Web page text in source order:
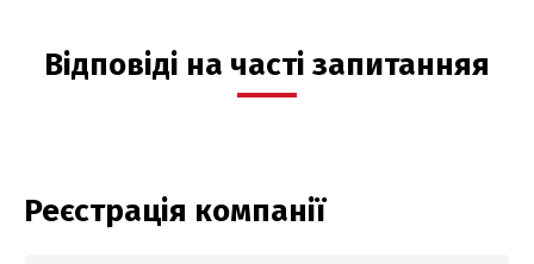
Відповіді на часті запитанняя
Реєстрація компанії